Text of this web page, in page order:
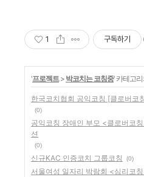
1 구독하기
'프로젝트> 박코치는 코칭중' 카테고
한국코치협회 공익코칭 [클로버코
(0)
공익코칭 장애인 부모 <클로버코
션
(0)
신규KAC 인증코치 그룹코칭 (0)
서울여성 일자리 박람회 <심리코